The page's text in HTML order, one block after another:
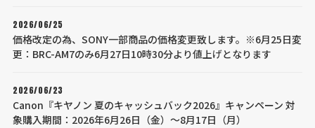
2026/06/25
価格改定の為、SONY一部商品の価格変更致します。※6月25日変
更：BRC-AM7のみ6月27日10時30分より値上げとなります
2026/06/23
Canon『キヤノン 夏のキャッシュバック2026』キャンペーン 対
象購入期間：2026年6月26日（金）～8月17日（月）